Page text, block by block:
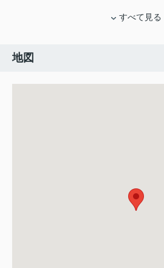
すべて見る
地図